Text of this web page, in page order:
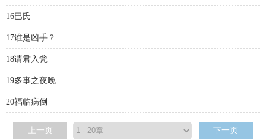
16巴氏
17谁是凶手？
18请君入瓮
19多事之夜晚
20福临病倒
上一页 下一页